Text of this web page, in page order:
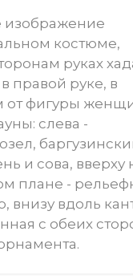
изображение
костюме,
руках
правой руке, в
от фигуры
слева -
и сова, вверху
плане -
внизу вдоль
с обеих